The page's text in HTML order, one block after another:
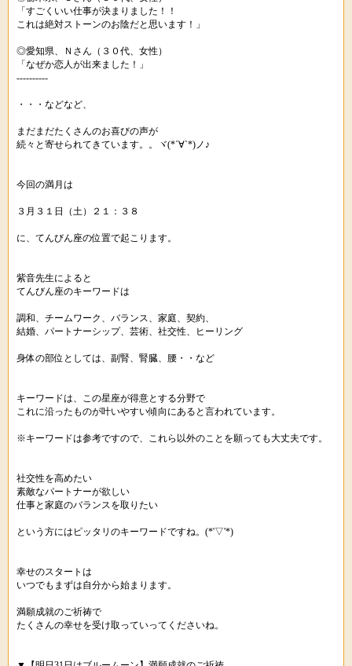
「すごくいい仕事が決まりました！！
これは絶対ストーンのお陰だと思います！」
◎愛知県、Ｎさん（３０代、女性）
「なぜか恋人が出来ました！」
----------
・・・などなど、
まだまだたくさんのお喜びの声が
続々と寄せられてきています。。ヾ(*´∀`*)ノ♪
今回の満月は
３月３１日（土）２１：３８
に、てんびん座の位置で起こります。
紫音先生によると
てんびん座のキーワードは
調和、チームワーク、バランス、家庭、契約、
結婚、パートナーシップ、芸術、社交性、ヒーリング
身体の部位としては、副腎、腎臓、腰・・など
キーワードは、この星座が得意とする分野で
これに沿ったものが叶いやすい傾向にあると言われています。
※キーワードは参考ですので、これら以外のことを願っても大丈夫です。
社交性を高めたい
素敵なパートナーが欲しい
仕事と家庭のバランスを取りたい
という方にはピッタリのキーワードですね。(*'▽'*)
幸せのスタートは
いつでもまずは自分から始まります。
満願成就のご祈祷で
たくさんの幸せを受け取っていってくださいね。